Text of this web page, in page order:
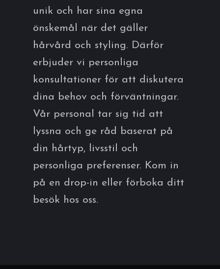
unik och har sina egna
önskemål när det gäller
hårvård och styling. Därför
erbjuder vi personliga
konsultationer för att diskutera
dina behov och förväntningar.
Vår personal tar sig tid att
lyssna och ge råd baserat på
din hårtyp, livsstil och
personliga preferenser. Kom in
på en drop-in eller förboka ditt
besök hos oss.